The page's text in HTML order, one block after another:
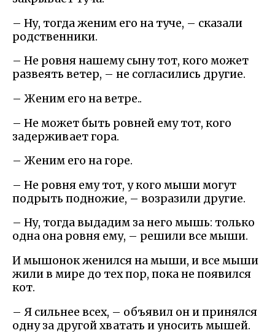
– Ну, тогда женим его на туче, – сказали
родственники.
– Не ровня нашему сыну тот, кого может
развеять ветер, – не согласились другие.
– Женим его на ветре..
– Не может быть ровней ему тот, кого
задерживает гора.
– Женим его на горе.
– Не ровня ему тот, у кого мыши могут
подрыть подножие, – возразили другие.
– Ну, тогда выдадим за него мышь: только
одна она ровня ему, – решили все мыши.
И мышонок женился на мыши, и все мыши
жили в мире до тех пор, пока не появился
кот.
– Я сильнее всех, – объявил он и принялся
одну за другой хватать и уносить мышей.